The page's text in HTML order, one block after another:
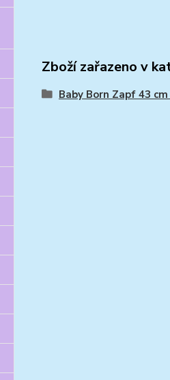
Zboží zařazeno v
Baby Born Zapf 43